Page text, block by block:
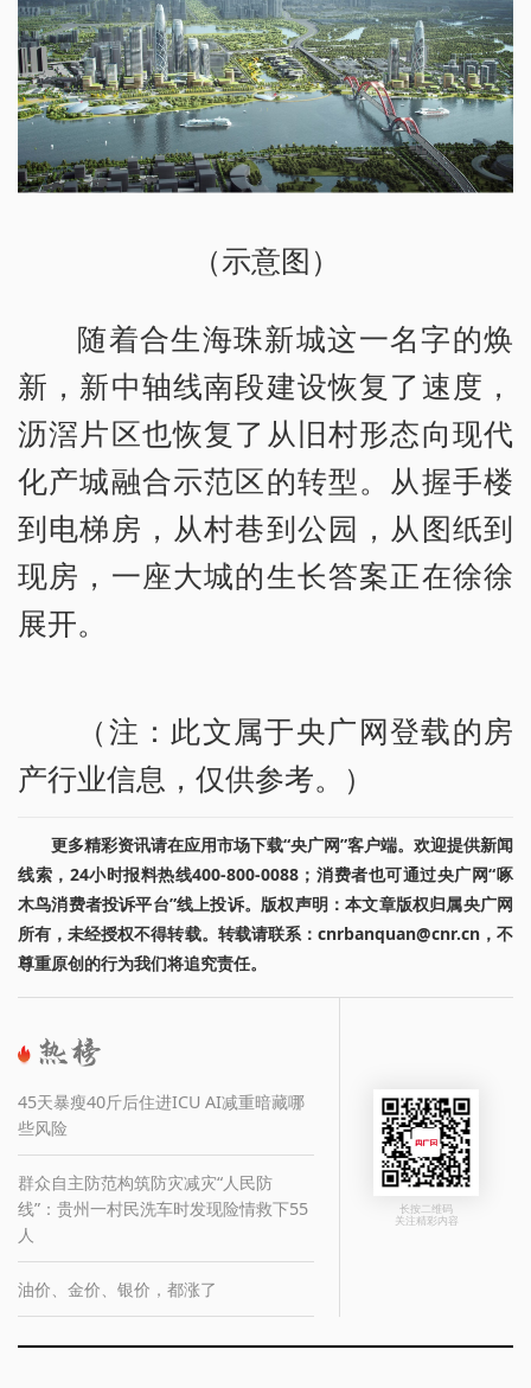
（示意图）
随着合生海珠新城这一名字的焕
新，新中轴线南段建设恢复了速度，
沥滘片区也恢复了从旧村形态向现代
化产城融合示范区的转型。从握手楼
到电梯房，从村巷到公园，从图纸到
现房，一座大城的生长答案正在徐徐
展开。
（注：此文属于央广网登载的房
产行业信息，仅供参考。）
更多精彩资讯请在应用市场下载“央广网”客户端。欢迎提供新闻
线索，24小时报料热线400-800-0088；消费者也可通过央广网“啄
木鸟消费者投诉平台”线上投诉。版权声明：本文章版权归属央广网
所有，未经授权不得转载。转载请联系：cnrbanquan@cnr.cn，不
尊重原创的行为我们将追究责任。
45天暴瘦40斤后住进ICU AI减重暗藏哪
些风险
群众自主防范构筑防灾减灾“人民防
线”：贵州一村民洗车时发现险情救下55
人
油价、金价、银价，都涨了
长按二维码
关注精彩内容